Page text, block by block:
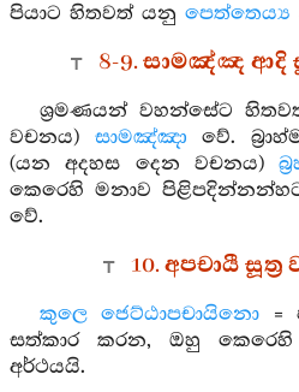
පියාට හිතවත් යනු පෙත්තෙය්‍ය
8-9. සාමඤ්ඤ ආදි
ශ්‍රමණයන් වහන්සේට
වචනය) සාමඤ්ඤා වේ.
(යන අදහස දෙන වචනය)
කෙරෙහි මනාව
වේ.
10. අපචායී
කුලෙ ජෙට්ඨාපචායිනො =
සත්කාර කරන, ඔහු
අර්ථයයි.